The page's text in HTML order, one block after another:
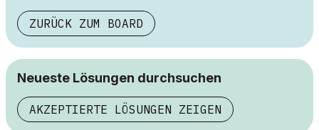
ZURÜCK ZUM BOARD
Neueste Lösungen durchsuchen
AKZEPTIERTE LÖSUNGEN ZEIGEN